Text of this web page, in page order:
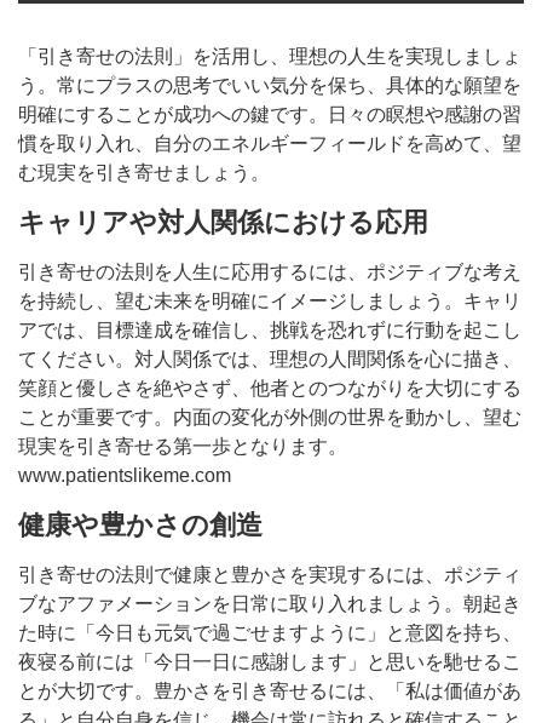
「引き寄せの法則」を活用し、理想の人生を実現しましょ
う。常にプラスの思考でいい気分を保ち、具体的な願望を
明確にすることが成功への鍵です。日々の瞑想や感謝の習
慣を取り入れ、自分のエネルギーフィールドを高めて、望
む現実を引き寄せましょう。
キャリアや対人関係における応用
引き寄せの法則を人生に応用するには、ポジティブな考え
を持続し、望む未来を明確にイメージしましょう。キャリ
アでは、目標達成を確信し、挑戦を恐れずに行動を起こし
てください。対人関係では、理想の人間関係を心に描き、
笑顔と優しさを絶やさず、他者とのつながりを大切にする
ことが重要です。内面の変化が外側の世界を動かし、望む
現実を引き寄せる第一歩となります。
www.patientslikeme.com
健康や豊かさの創造
引き寄せの法則で健康と豊かさを実現するには、ポジティ
ブなアファメーションを日常に取り入れましょう。朝起き
た時に「今日も元気で過ごせますように」と意図を持ち、
夜寝る前には「今日一日に感謝します」と思いを馳せるこ
とが大切です。豊かさを引き寄せるには、「私は価値があ